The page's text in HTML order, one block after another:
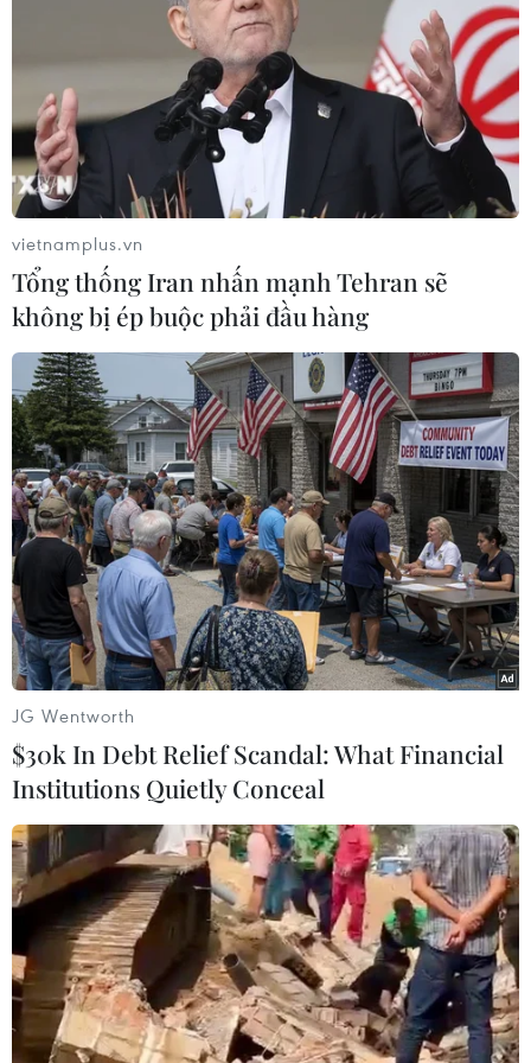
Các địa phương khẩn trương triển khai
phòng dịch bệnh do virus corona
31/01/2020 11:00
Các địa phương trên cả nước đang khẩn trương triển
khai các biện pháp phòng, chống dịch bệnh viêm
đường hô hấp cấp do chủng mới của virus corona gây
ra.
Singapore không cho hành khách đã từng
vietnamplus.vn
Tổng thống Iran nhấn mạnh Tehran sẽ
không bị ép buộc phải đầu hàng
JG Wentworth
$30k In Debt Relief Scandal: What Financial
Institutions Quietly Conceal